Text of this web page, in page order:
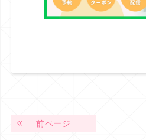
前ページ